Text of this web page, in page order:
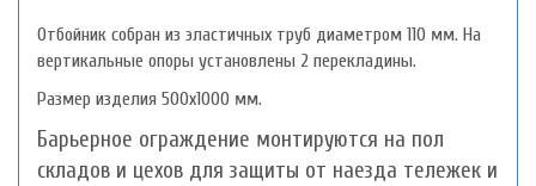
Отбойник собран из эластичных труб диаметром 110 мм. На
вертикальные опоры установлены 2 перекладины.
Размер изделия 500х1000 мм.
Барьерное ограждение монтируются на пол
складов и цехов для защиты от наезда тележек и